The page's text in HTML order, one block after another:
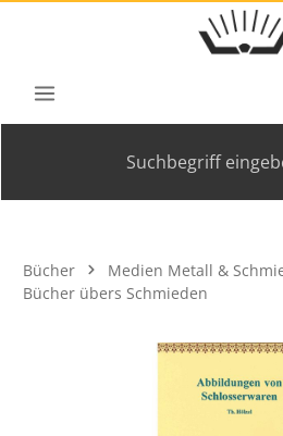
Zum Hauptinhalt springen
Bücher
Medien Metall &
Bücher übers Schmieden
Bildergalerie überspringen